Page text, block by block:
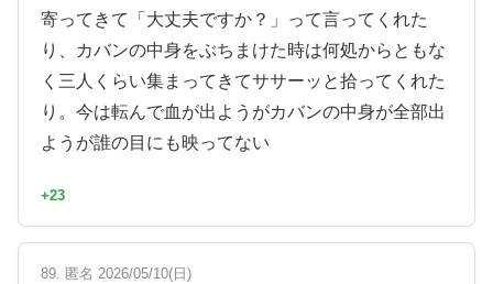
寄ってきて「大丈夫ですか？」って言ってくれた
り、カバンの中身をぶちまけた時は何処からともな
く三人くらい集まってきてササーッと拾ってくれた
り。今は転んで血が出ようがカバンの中身が全部出
ようが誰の目にも映ってない
+23
89. 匿名 2026/05/10(日)